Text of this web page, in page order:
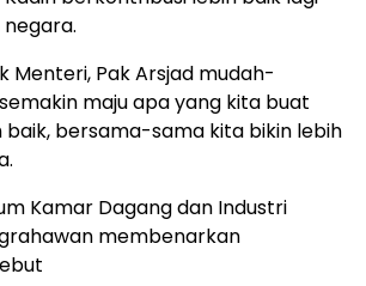
Menteri, Pak Arsjad mudah-
maju apa yang kita buat
baik, bersama-sama kita bikin lebih
Kamar Dagang dan Industri
membenarkan